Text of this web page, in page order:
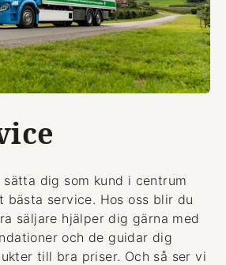
dig som kund i centrum
bästa service. Hos oss blir du
säljare hjälper dig gärna med
och de guidar dig
till bra priser. Och så ser vi